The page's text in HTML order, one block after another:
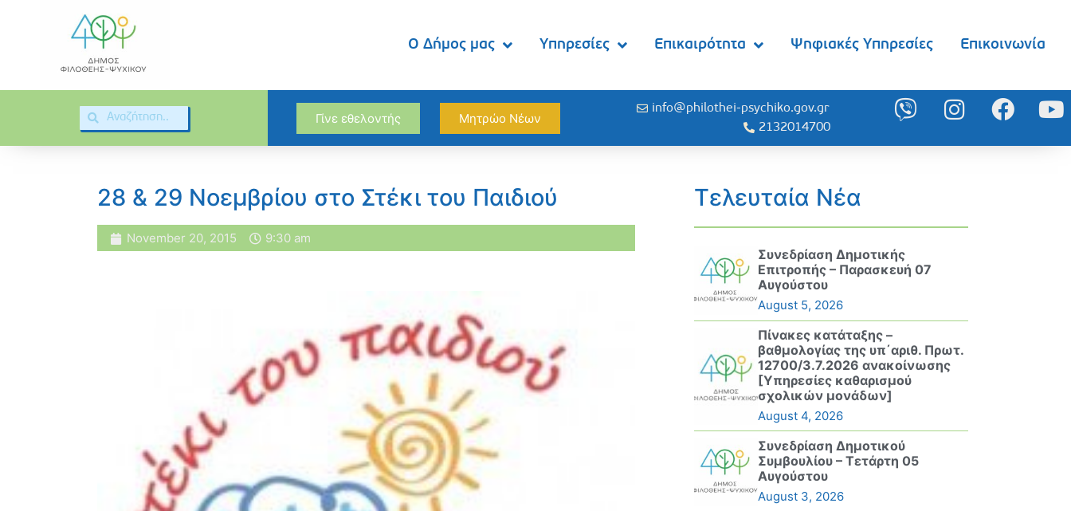
Ο Δήμος μας Υπηρεσίες Επικαιρότητα Ψηφιακές Υπηρεσίες Επικοινωνία
Γίνε εθελοντής Μητρώο Νέων
info@philothei-psychiko.gov.gr
2132014700
28 & 29 Νοεμβρίου στο Στέκι του Παιδιού
November 20, 2015 9:30 am
Τελευταία Νέα
Συνεδρίαση Δημοτικής
Επιτροπής – Παρασκευή 07
Αυγούστου
August 5, 2026
Πίνακες κατάταξης –
βαθμολογίας της υπ΄αριθ. Πρωτ.
12700/3.7.2026 ανακοίνωσης
[Υπηρεσίες καθαρισμού
σχολικών μονάδων]
August 4, 2026
Συνεδρίαση Δημοτικού
Συμβουλίου – Τετάρτη 05
Αυγούστου
August 3, 2026